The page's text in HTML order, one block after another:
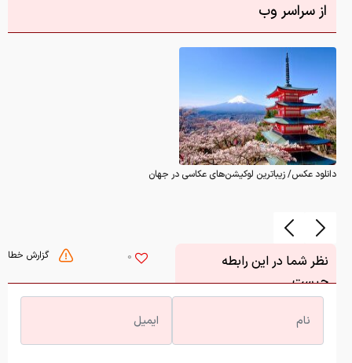
از سراسر وب
دانلود عکس/ زیباترین لوکیشن‌های عکاسی در جهان
گزارش خطا 0
نظر شما در این رابطه
چیست